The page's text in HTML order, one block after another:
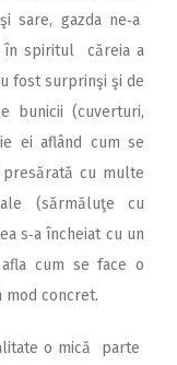
sare, gazda ne‑a
spiritul căreia a
fost surprinşi şi de
bunicii (cuverturi,
ei aflând cum se
cu multe
(sărmăluţe cu
s‑a încheiat cu un
cum se face o
mod concret.
o mică parte